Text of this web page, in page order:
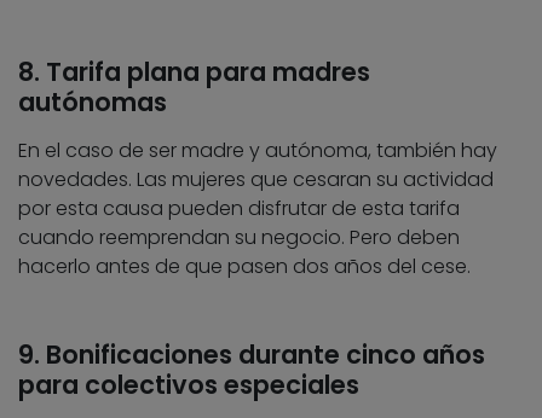
8. Tarifa plana para madres
autónomas
En el caso de ser madre y autónoma, también hay
novedades. Las mujeres que cesaran su actividad
por esta causa pueden disfrutar de esta tarifa
cuando reemprendan su negocio. Pero deben
hacerlo antes de que pasen dos años del cese.
9. Bonificaciones durante cinco años
para colectivos especiales